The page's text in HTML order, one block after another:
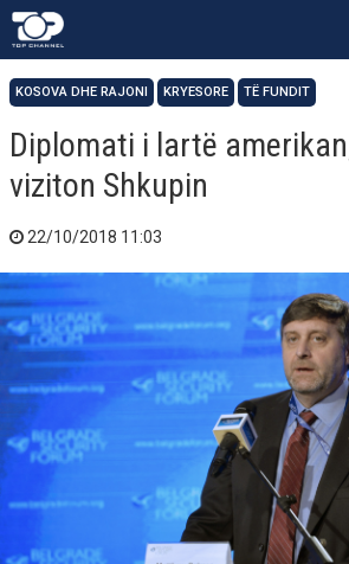
KOSOVA DHE RAJONI KRYESORE TË FUNDIT
Diplomati i lartë
viziton Shkupin
22/10/2018 11:03